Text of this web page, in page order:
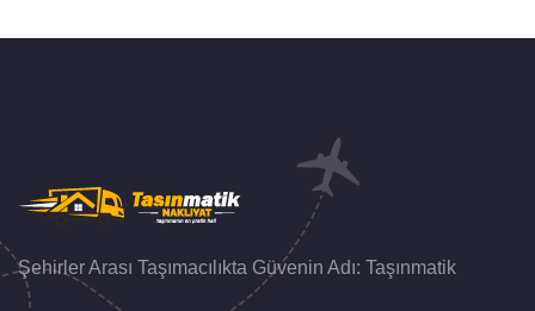
Şehirler Arası Taşımacılıkta Güvenin Adı: Taşınmatik